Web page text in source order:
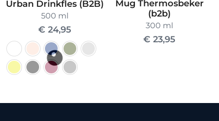
Urban Drinkfles (B2B)
500 ml
€ 24,95
Mug Thermosbeker
(b2b)
300 ml
€ 23,95